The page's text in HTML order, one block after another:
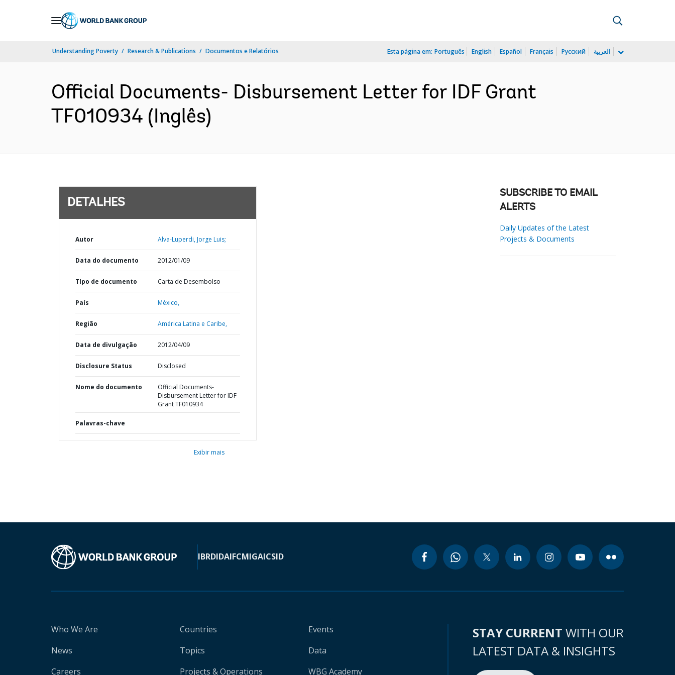
Understanding Poverty Research & Publications Documentos e Relatórios Esta página em: Português English Español Français Русский العربية
Official Documents- Disbursement Letter for IDF Grant
TF010934 (Inglês)
DETALHES
Autor Alva-Luperdi, Jorge Luis;
Data do documento 2012/01/09
TIpo de documento Carta de Desembolso
País México,
Região América Latina e Caribe,
Data de divulgação 2012/04/09
Disclosure Status Disclosed
Nome do documento
Official Documents-
Disbursement Letter for IDF
Grant TF010934
Palavras-chave
Exibir mais
SUBSCRIBE TO EMAIL
ALERTS
Daily Updates of the Latest
Projects & Documents
IBRDIDAIFCMIGAICSID
Who We Are
News
Careers
Countries
Topics
Projects & Operations
Events
Data
WBG Academy
STAY CURRENT WITH OUR
LATEST DATA & INSIGHTS